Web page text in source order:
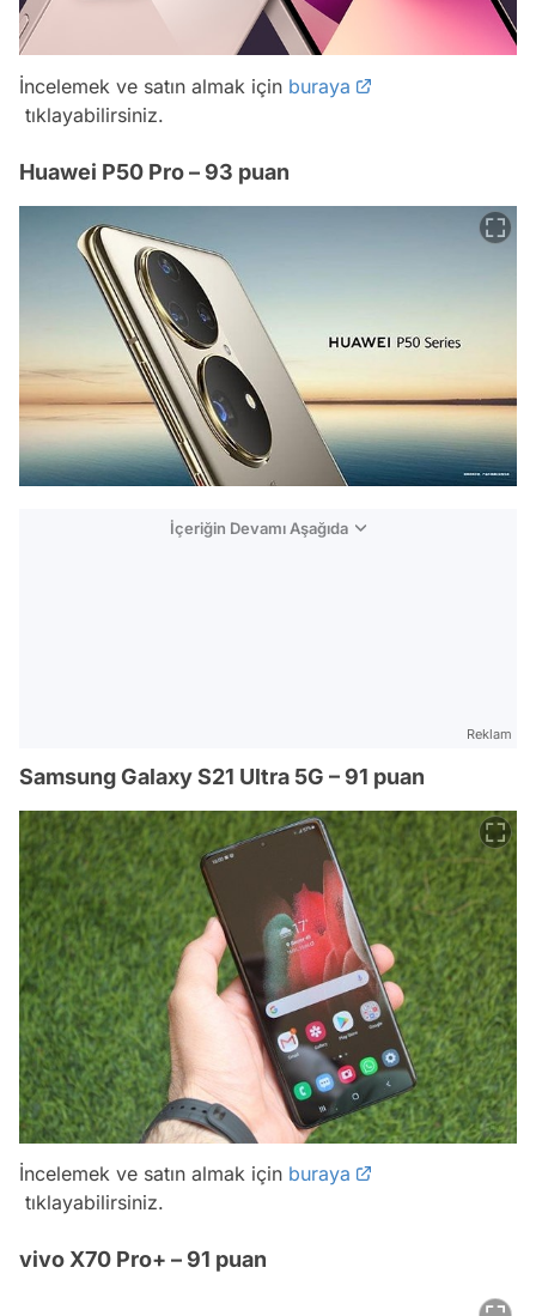
İncelemek ve satın almak için buraya
tıklayabilirsiniz.
Huawei P50 Pro – 93 puan
İçeriğin Devamı Aşağıda
Reklam
Samsung Galaxy S21 Ultra 5G – 91 puan
İncelemek ve satın almak için buraya
tıklayabilirsiniz.
vivo X70 Pro+ – 91 puan